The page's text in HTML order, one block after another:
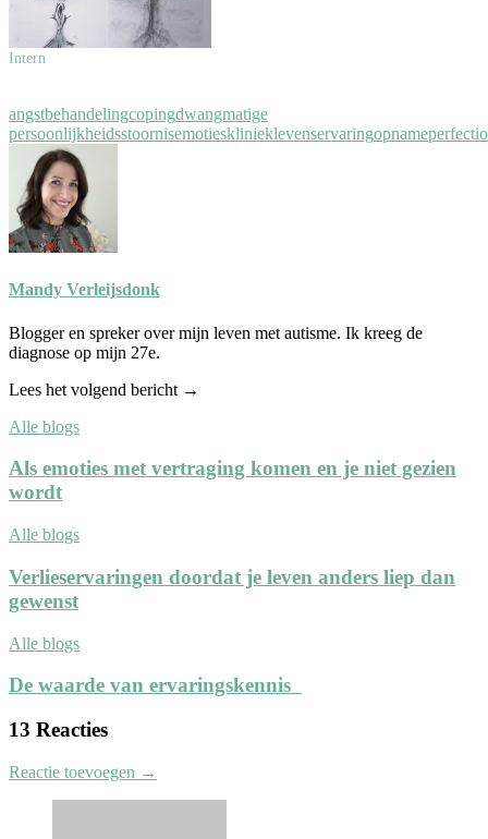
Intern
angstbehandelingcopingdwangmatige
persoonlijkheidsstoornisemotiesklinieklevenservaringopname
Mandy Verleijsdonk
Blogger en spreker over mijn leven met autisme. Ik kreeg de
diagnose op mijn 27e.
Lees het volgend bericht →
Alle blogs
Als emoties met vertraging komen en je niet gezien
wordt
Alle blogs
Verlieservaringen doordat je leven anders liep dan
gewenst
Alle blogs
De waarde van ervaringskennis
13 Reacties
Reactie toevoegen →